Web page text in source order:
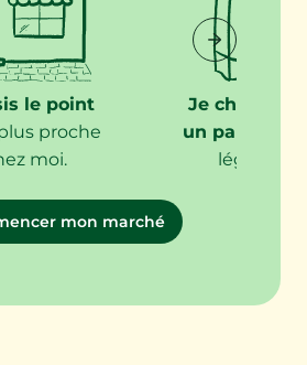
le point
proche
moi.
Je choisis/
un panier
légumes
mon marché